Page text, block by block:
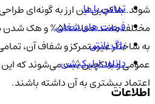
شوند. بلاکچین این ارز به گونه‌ای
مختلف مانند حملات
به ساختار غیرمتمرکز و شفاف آن،
عمومی و بلاکچین ثبت می‌شوند که این
اعتماد بیشتری به آن داشته باشند.
تماس با ما
فرصت های شغلی
باگ بانتی
دانلود اپلیکیشن
اطلاعات